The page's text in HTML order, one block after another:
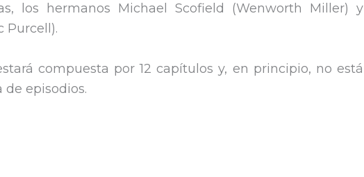
los hermanos Michael Scofield (Wenworth Miller) y
Purcell).
compuesta por 12 capítulos y, en principio, no está
episodios.